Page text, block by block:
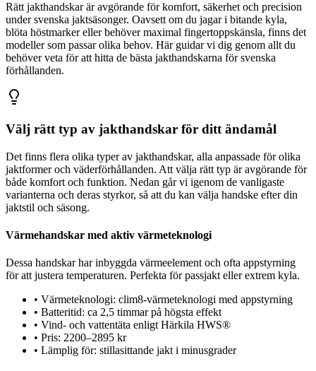
Rätt jakthandskar är avgörande för komfort, säkerhet och precision
under svenska jaktsäsonger. Oavsett om du jagar i bitande kyla,
blöta höstmarker eller behöver maximal fingertoppskänsla, finns det
modeller som passar olika behov. Här guidar vi dig genom allt du
behöver veta för att hitta de bästa jakthandskarna för svenska
förhållanden.
Välj rätt typ av jakthandskar för ditt ändamål
Det finns flera olika typer av jakthandskar, alla anpassade för olika
jaktformer och väderförhållanden. Att välja rätt typ är avgörande för
både komfort och funktion. Nedan går vi igenom de vanligaste
varianterna och deras styrkor, så att du kan välja handske efter din
jaktstil och säsong.
Värmehandskar med aktiv värmeteknologi
Dessa handskar har inbyggda värmeelement och ofta appstyrning
för att justera temperaturen. Perfekta för passjakt eller extrem kyla.
• Värmeteknologi: clim8-värmeteknologi med appstyrning
• Batteritid: ca 2,5 timmar på högsta effekt
• Vind- och vattentäta enligt Härkila HWS®
• Pris: 2200–2895 kr
• Lämplig för: stillasittande jakt i minusgrader